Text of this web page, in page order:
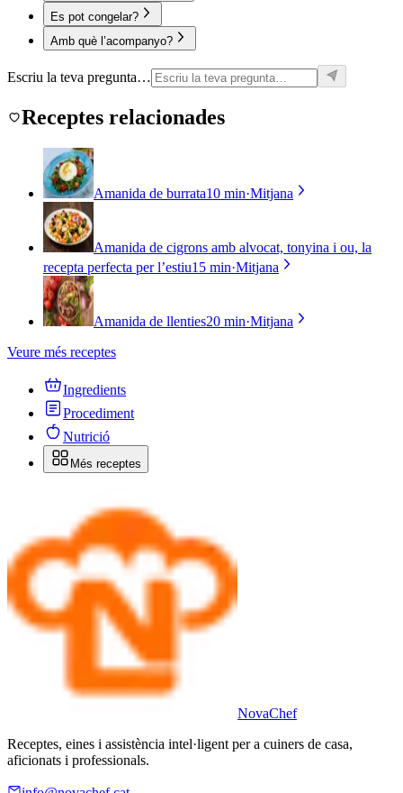
Es pot congelar?
Amb què l’acompanyo?
Escriu la teva pregunta…
Receptes relacionades
Amanida de burrata10 min·Mitjana
Amanida de cigrons amb alvocat, tonyina i ou, la
recepta perfecta per l’estiu15 min·Mitjana
Amanida de llenties20 min·Mitjana
Veure més receptes
Ingredients
Procediment
Nutrició
Més receptes
NovaChef
Receptes, eines i assistència intel·ligent per a cuiners de casa,
aficionats i professionals.